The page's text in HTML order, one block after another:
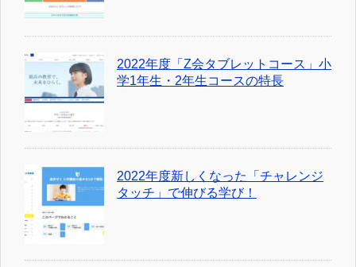
2022年度「Z会タブレットコース」小
学1年生・2年生コースの特長
2022年度新しくなった「チャレンジ
タッチ」で伸びる学び！